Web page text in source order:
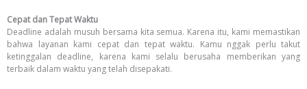
Cepat dan Tepat Waktu
Deadline adalah musuh bersama kita semua. Karena itu, kami memastikan
bahwa layanan kami cepat dan tepat waktu. Kamu nggak perlu takut
ketinggalan deadline, karena kami selalu berusaha memberikan yang
terbaik dalam waktu yang telah disepakati.